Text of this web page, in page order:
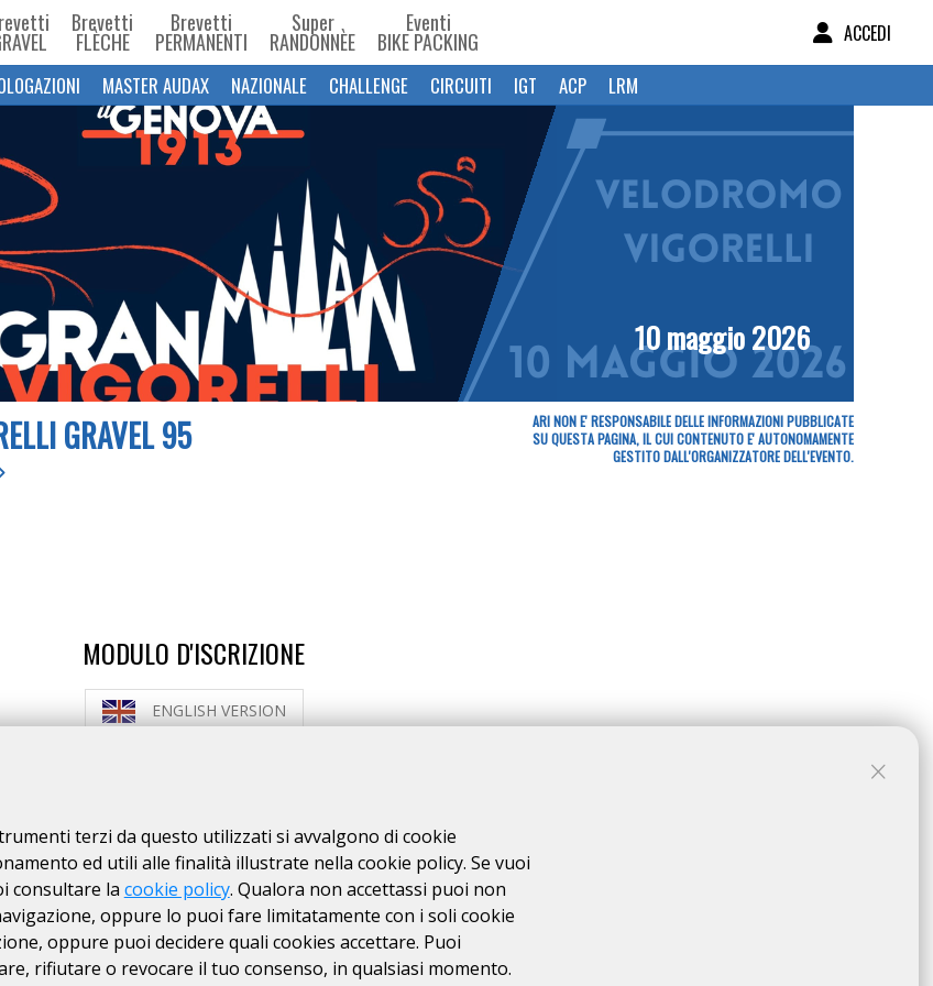
Brevetti
FLÈCHE
Brevetti
PERMANENTI
Super
RANDONNÈE
Eventi
BIKE PACKING ACCEDI
MASTER AUDAX NAZIONALE CHALLENGE CIRCUITI IGT ACP LRM
10 maggio 2026
ARI NON E' RESPONSABILE DELLE INFORMAZIONI PUBBLICATE
SU QUESTA PAGINA, IL CUI CONTENUTO E' AUTONOMAMENTE
GESTITO DALL'ORGANIZZATORE DELL'EVENTO.
GRAVEL 95
MODULO D'ISCRIZIONE
ENGLISH VERSION
si ACCETTANO ciclistinon tesserati
ISTRUZIONI PER ISCRIZIONI ONLINE
ISCRIZIONI CHIUSE
terzi da questo utilizzati si avvalgono di cookie
ed utili alle finalità illustrate nella cookie policy. Se vuoi
consultare la cookie policy. Qualora non accettassi puoi non
oppure lo puoi fare limitatamente con i soli cookie
oppure puoi decidere quali cookies accettare. Puoi
rifiutare o revocare il tuo consenso, in qualsiasi momento.